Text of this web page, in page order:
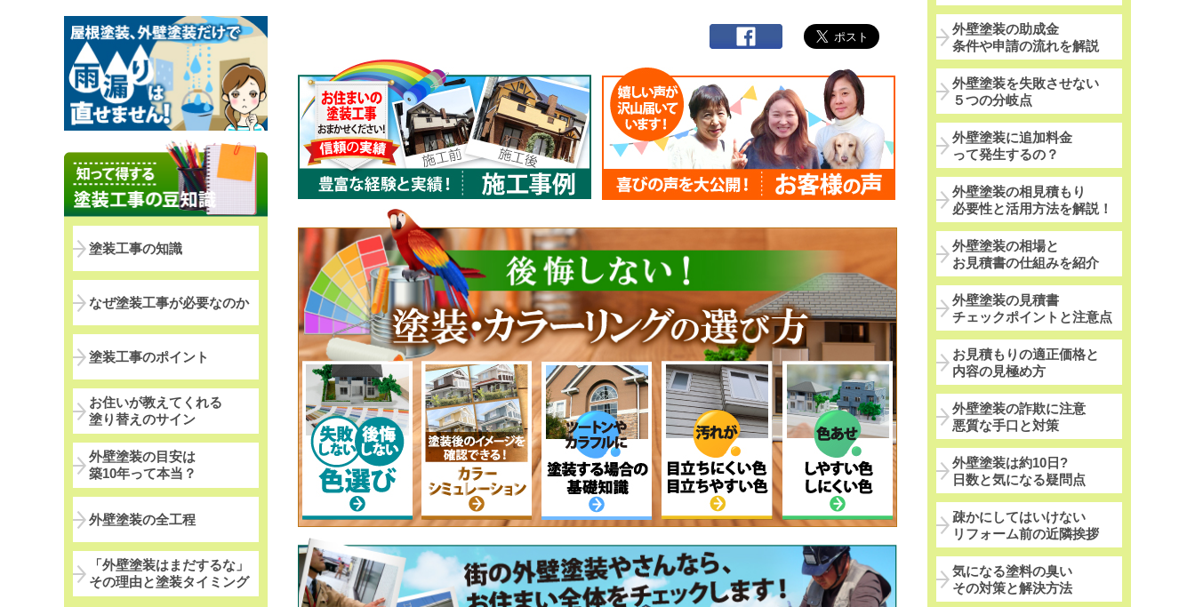
外壁塗装の助成金
条件や申請の流れを解説
外壁塗装を失敗させない
５つの分岐点
外壁塗装に追加料金
って発生するの？
外壁塗装の相見積もり
必要性と活用方法を解説！
外壁塗装の相場と
お見積書の仕組みを紹介
外壁塗装の見積書
チェックポイントと注意点
お見積もりの適正価格と
内容の見極め方
外壁塗装の詐欺に注意
悪質な手口と対策
外壁塗装は約10日?
日数と気になる疑問点
疎かにしてはいけない
リフォーム前の近隣挨拶
気になる塗料の臭い
その対策と解決方法
塗装工事の知識
なぜ塗装工事が必要なのか
塗装工事のポイント
お住いが教えてくれる
塗り替えのサイン
外壁塗装の目安は
築10年って本当？
外壁塗装の全工程
「外壁塗装はまだするな」
その理由と塗装タイミング